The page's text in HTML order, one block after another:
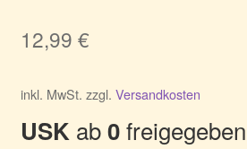
12,99 €
inkl. MwSt. zzgl. Versandkosten
USK ab0freigegeben